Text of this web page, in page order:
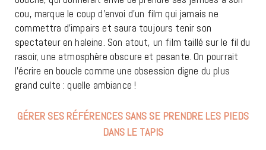
cou, marque le coup d’envoi d’un film qui jamais ne
commettra d’impairs et saura toujours tenir son
spectateur en haleine. Son atout, un film taillé sur le fil du
rasoir, une atmosphère obscure et pesante. On pourrait
l’écrire en boucle comme une obsession digne du plus
grand culte : quelle ambiance !
GÉRER SES RÉFÉRENCES SANS SE PRENDRE LES PIEDS
DANS LE TAPIS